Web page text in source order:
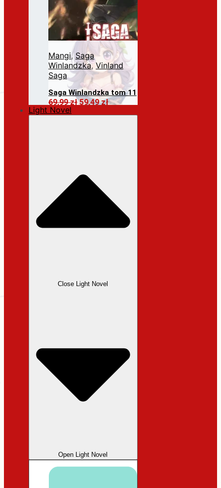
Mangi, Saga
Winlandzka, Vinland
Saga
Saga Winlandzka tom 11
69,99złPierwotna
59,49złAktualna
Dodaj do koszyka
Light Novel
Close Light Novel
Open Light Novel